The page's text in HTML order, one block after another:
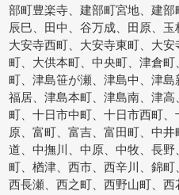
部町豊楽寺、建部町宮地、建部
辰巳、田中、谷万成、田原、玉
大安寺西町、大安寺東町、大
町、大供本町、中央町、津倉
町、津島笹が瀬、津島中、津
福居、津島本町、津島南、津
町、十日市中町、十日市西町
原、富町、富吉、富田町、中
道、中撫川、中原、中牧、長
町、楢津、西市、西辛川、錦町
西長瀬、西之町、西野山町、